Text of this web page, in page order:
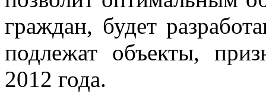
граждан, будет
подлежат объекты,
2012 года.